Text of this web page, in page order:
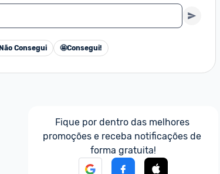
Não Consegui 🤩Consegui!
Fique por dentro das melhores
promoções e receba notificações de
forma gratuita!